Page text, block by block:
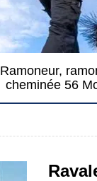
Ramoneur,
cheminée 56